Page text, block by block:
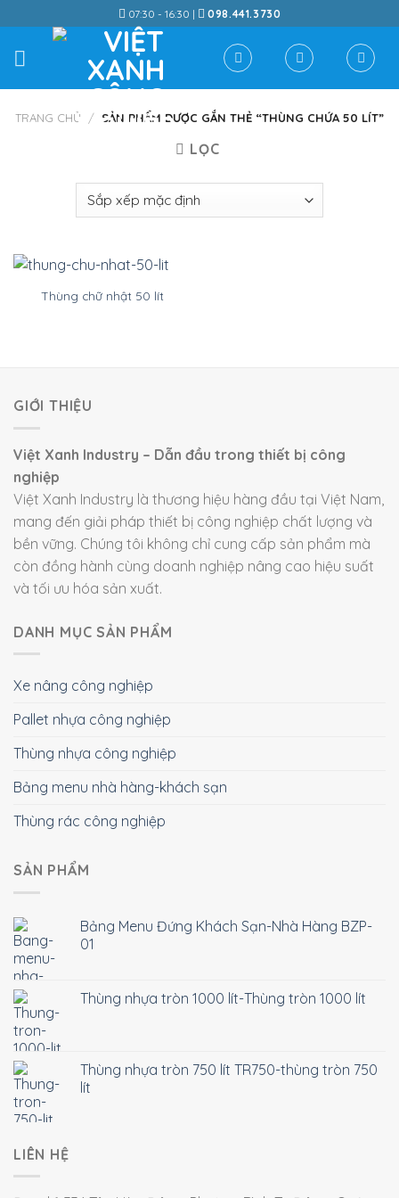
to
content
07:30 - 16:30 | 098.441.3730
TRANG CHỦ / SẢN PHẨM ĐƯỢC GẮN THẺ “THÙNG CHỨA 50 LÍT”
LỌC
Thùng chữ nhật 50 lít
GIỚI THIỆU
Việt Xanh Industry – Dẫn đầu trong thiết bị công
nghiệp
Việt Xanh Industry là thương hiệu hàng đầu tại Việt Nam,
mang đến giải pháp thiết bị công nghiệp chất lượng và
bền vững. Chúng tôi không chỉ cung cấp sản phẩm mà
còn đồng hành cùng doanh nghiệp nâng cao hiệu suất
và tối ưu hóa sản xuất.
DANH MỤC SẢN PHẨM
Xe nâng công nghiệp
Pallet nhựa công nghiệp
Thùng nhựa công nghiệp
Bảng menu nhà hàng-khách sạn
Thùng rác công nghiệp
SẢN PHẨM
Bảng Menu Đứng Khách Sạn-Nhà Hàng BZP-
01
Thùng nhựa tròn 1000 lít-Thùng tròn 1000 lít
Thùng nhựa tròn 750 lít TR750-thùng tròn 750
lít
LIÊN HỆ